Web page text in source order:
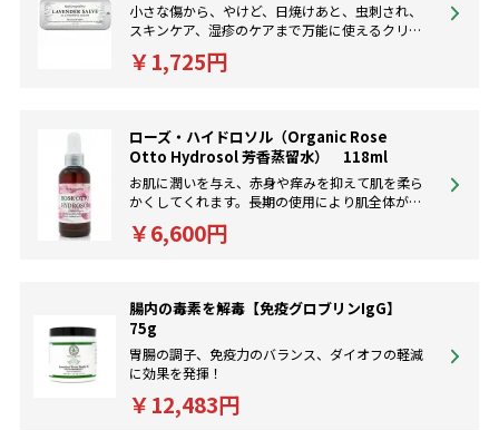
小さな傷から、やけど、日焼けあと、虫刺され、
スキンケア、湿疹のケアまで万能に使えるクリー
￥1,725円
ローズ・ハイドロソル（Organic Rose
Otto Hydrosol 芳香蒸留水） 118ml
お肌に潤いを与え、赤身や痒みを抑えて肌を柔ら
かくしてくれます。長期の使用により肌全体が若
返りシワも目立たなくなります。
￥6,600円
腸内の毒素を解毒【免疫グロブリンIgG】
75g
胃腸の調子、免疫力のバランス、ダイオフの軽減
に効果を発揮！
￥12,483円